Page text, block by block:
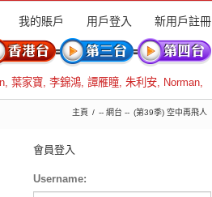
我的賬戶 用戶登入 新用戶註冊
, 葉家寶, 李錦鴻, 譚雁瞳, 朱利安, Norman,
主頁 -- 網台 -- (第39季) 空中再飛人
會員登入
Username: